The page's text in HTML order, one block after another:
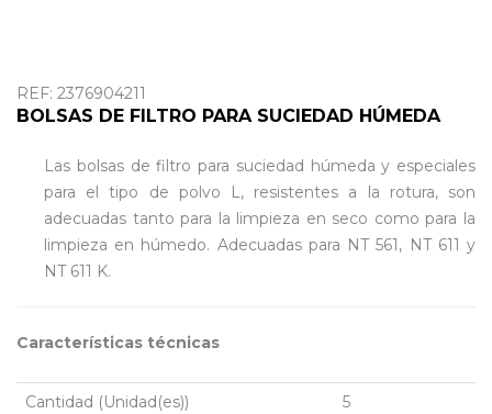
REF: 2376904211
BOLSAS DE FILTRO PARA SUCIEDAD HÚMEDA
Las bolsas de filtro para suciedad húmeda y especiales
para el tipo de polvo L, resistentes a la rotura, son
adecuadas tanto para la limpieza en seco como para la
limpieza en húmedo. Adecuadas para NT 561, NT 611 y
NT 611 K.
Características técnicas
Cantidad (Unidad(es))
5